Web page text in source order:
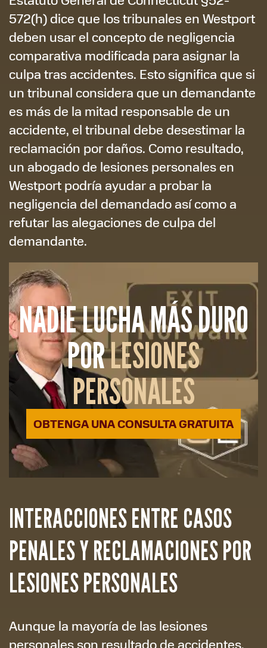
572(h) dice que los tribunales en Westport
deben usar el concepto de negligencia
comparativa modificada para asignar la
culpa tras accidentes. Esto significa que si
un tribunal considera que un demandante
es más de la mitad responsable de un
accidente, el tribunal debe desestimar la
reclamación por daños. Como resultado,
un abogado de lesiones personales en
Westport podría ayudar a probar la
negligencia del demandado así como a
refutar las alegaciones de culpa del
demandante.
NADIE LUCHA MÁS DURO
PORLESIONES
PERSONALES
OBTENGA UNA CONSULTA GRATUITA
INTERACCIONES ENTRE CASOS
PENALES Y RECLAMACIONES POR
LESIONES PERSONALES
Aunque la mayoría de las lesiones
personales son resultado de accidentes,